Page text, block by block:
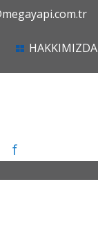
HAKKIMIZDA
f